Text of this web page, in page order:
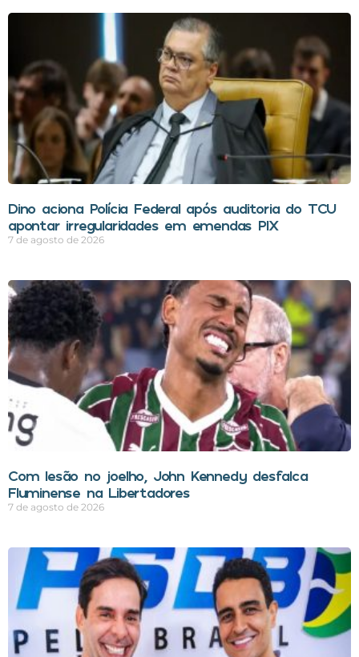
Dino aciona Polícia Federal após auditoria do TCU
apontar irregularidades em emendas PIX
7 de agosto de 2026
Com lesão no joelho, John Kennedy desfalca
Fluminense na Libertadores
7 de agosto de 2026